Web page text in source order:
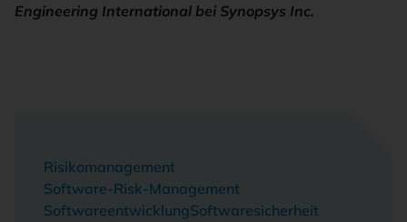
Engineering International bei Synopsys Inc.
Risikomanagement
Software-Risk-Management
SoftwareentwicklungSoftwaresicherheit